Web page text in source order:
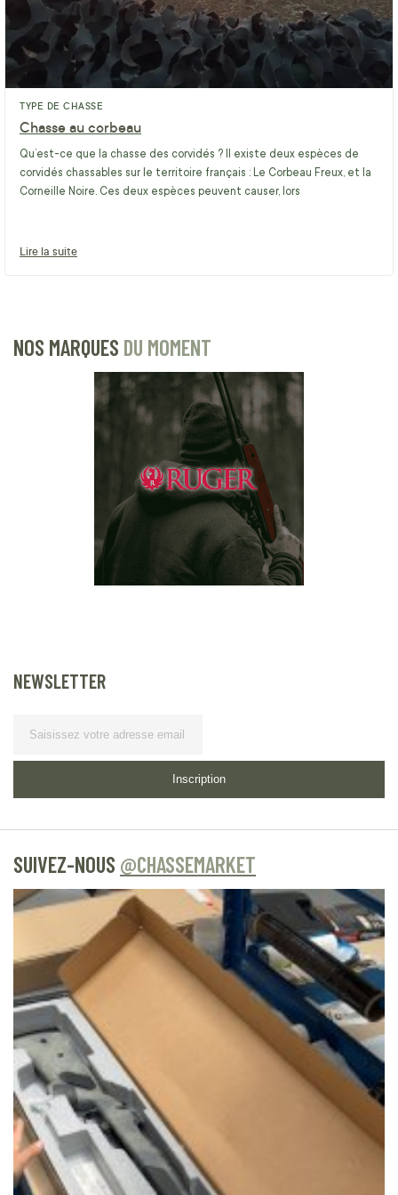
TYPE DE CHASSE
Chasse au corbeau
Qu’est-ce que la chasse des corvidés ? Il existe deux espèces de
corvidés chassables sur le territoire français : Le Corbeau Freux, et la
Corneille Noire. Ces deux espèces peuvent causer, lors
Lire la suite
NOS MARQUES DU MOMENT
NEWSLETTER
Inscription
SUIVEZ-NOUS @CHASSEMARKET